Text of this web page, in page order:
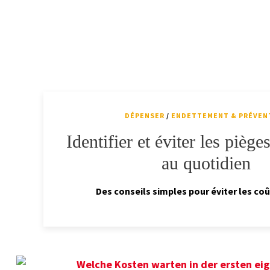
DÉPENSER / ENDETTEMENT &
Identifier et éviter les
au quotidien
Des conseils simples pour éviter les